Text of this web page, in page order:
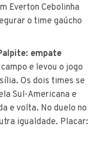
Everton Cebolinha
o time gaúcho
empate
e levou o jogo
Os dois times se
Sul-Americana e
e volta. No duelo no
igualdade. Placar: